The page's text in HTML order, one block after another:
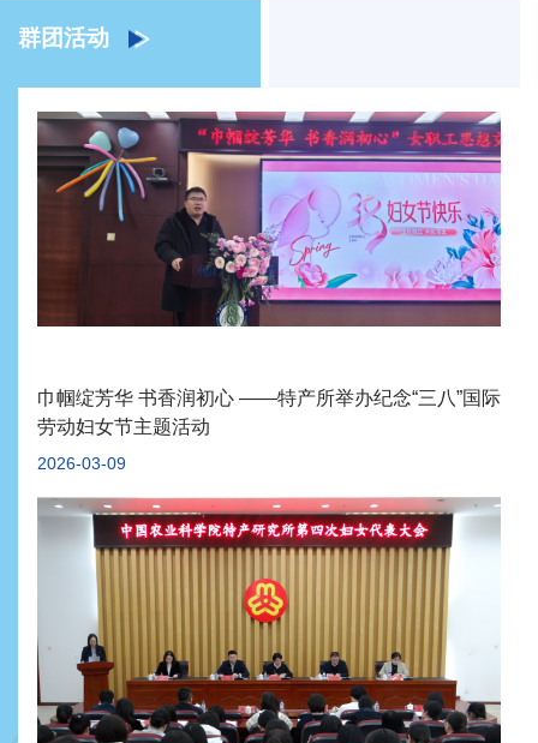
群团活动
巾帼绽芳华 书香润初心 ——特产所举办纪念“三八”国际
劳动妇女节主题活动
2026-03-09